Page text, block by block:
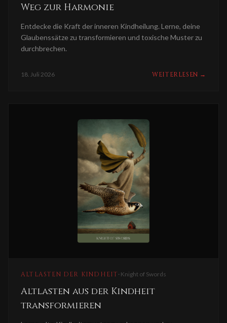
Weg zur Harmonie
Entdecke die Kraft der inneren Kindheilung. Lerne, deine
Glaubenssätze zu transformieren und toxische Muster zu
durchbrechen.
18. Juli 2026 WEITERLESEN →
ALTLASTEN DER KINDHEIT · Knight of Swords
Altlasten aus der Kindheit
transformieren